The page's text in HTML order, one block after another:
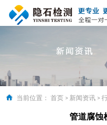
当前位置： 首页 > 新闻资讯 >
管道腐蚀